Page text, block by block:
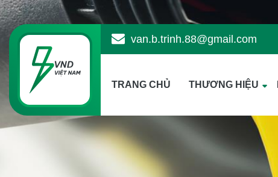
van.b.trinh.88@gmail.com
TRANG CHỦ THƯƠNG HIỆU